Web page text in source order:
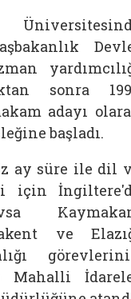
sonra
adayı
başladı.
ay süre ile dil
için
ve
Mahalli